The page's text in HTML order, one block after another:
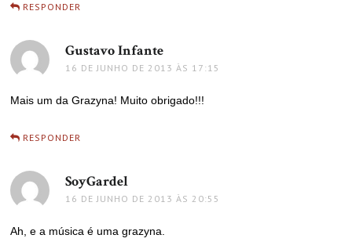
RESPONDER
Gustavo Infante
16 DE JUNHO DE 2013 ÀS 17:15
Mais um da Grazyna! Muito obrigado!!!
RESPONDER
SoyGardel
16 DE JUNHO DE 2013 ÀS 20:55
Ah, e a música é uma grazyna.